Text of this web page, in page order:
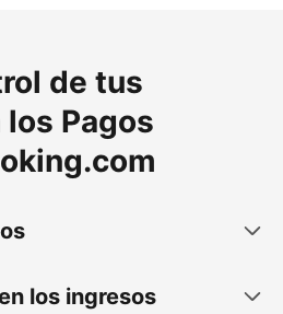
de tus
Pagos
los ingresos